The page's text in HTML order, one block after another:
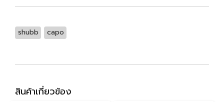
shubb capo
สินค้าเกี่ยวข้อง